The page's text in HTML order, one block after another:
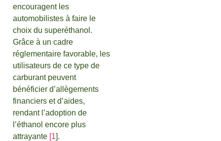
encouragent les
automobilistes à faire le
choix du superéthanol.
Grâce à un cadre
réglementaire favorable, les
utilisateurs de ce type de
carburant peuvent
bénéficier d’allègements
financiers et d’aides,
rendant l’adoption de
l’éthanol encore plus
attrayante [1].